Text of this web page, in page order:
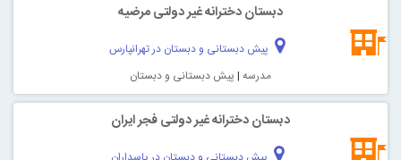
دبستان دخترانه غیر دولتی مرضیه
پیش دبستانی و دبستان در تهرانپارس
مدرسه | پیش دبستانی و دبستان
دبستان دخترانه غیر دولتی فجر ایران